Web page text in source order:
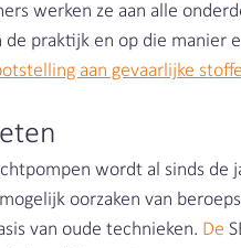
werken ze aan alle
praktijk en op die manier
aan gevaarlijke
wordt al sinds de
oorzaken van
van oude technieken. De